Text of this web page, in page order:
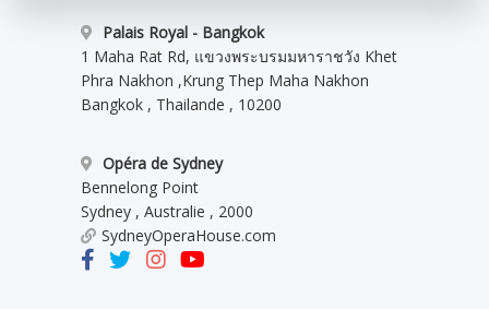
Palais Royal - Bangkok
1 Maha Rat Rd, แขวงพระบรมมหาราชวัง Khet
Phra Nakhon ,Krung Thep Maha Nakhon
Bangkok , Thailande , 10200
Opéra de Sydney
Bennelong Point
Sydney , Australie , 2000
SydneyOperaHouse.com